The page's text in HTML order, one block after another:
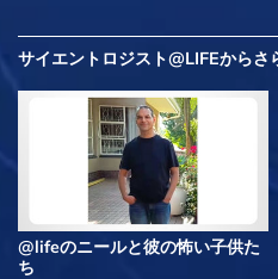
サイエントロジスト@LIFEからさ
@lifeのニールと彼の怖い子供た
ち